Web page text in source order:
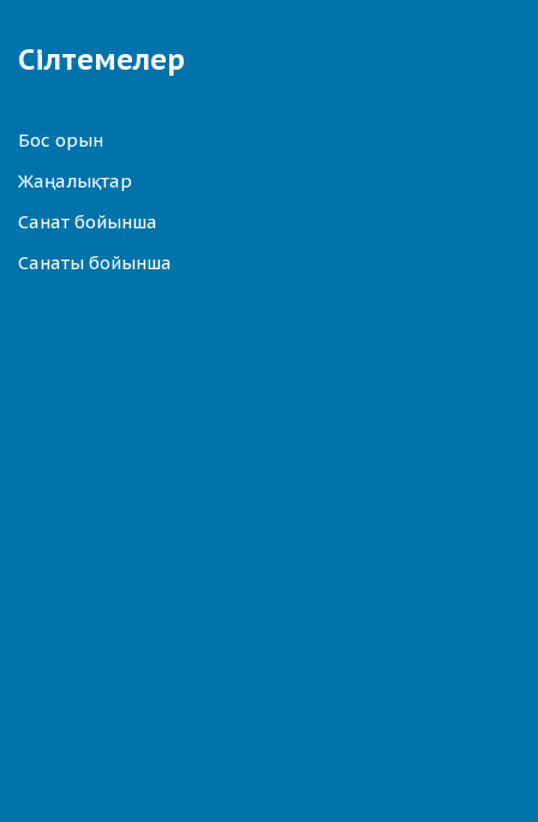
Сілтемелер
Бос орын
Жаңалықтар
Санат бойынша
Санаты бойынша